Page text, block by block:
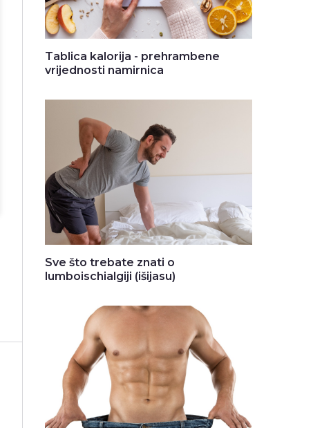
Tablica kalorija - prehrambene
vrijednosti namirnica
Sve što trebate znati o
lumboischialgiji (išijasu)